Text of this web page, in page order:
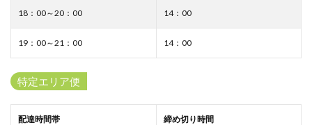
関す
る
Q&A
苦情や
クレー
ムはど
こに連
18：00～20：00 14：00
19：00～21：00 14：00
特定エリア便
配達時間帯 締め切り時間